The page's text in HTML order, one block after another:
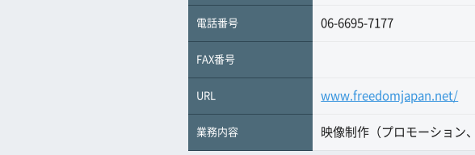
電話番号 06-6695-7177
FAX番号
URL www.freedomjapan.net/
業務内容 映像制作（プロモーション